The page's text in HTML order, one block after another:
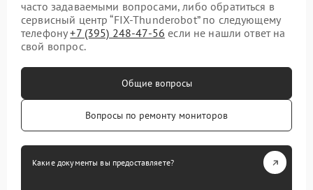
часто задаваемыми вопросами, либо обратиться в
сервисный центр “FIX-Thunderobot” по следующему
телефону+7 (395) 248-47-56 если не нашли ответ на
свой вопрос.
Общие вопросы
Вопросы по ремонту мониторов
Какие документы вы предоставляете?